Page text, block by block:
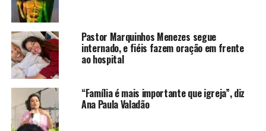
Pastor Marquinhos Menezes segue
internado, e fiéis fazem oração em frente
ao hospital
“Família é mais importante que igreja”, diz
Ana Paula Valadão